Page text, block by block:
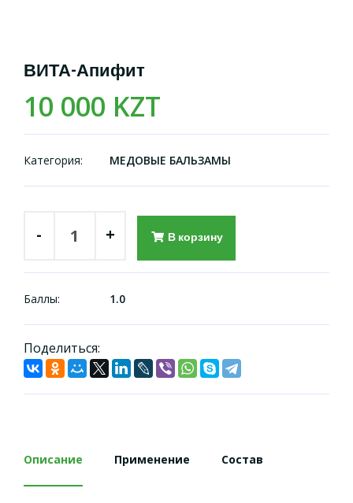
ВИТА-Апифит
10 000 KZT
Категория: МЕДОВЫЕ БАЛЬЗАМЫ
- + В корзину
Баллы: 1.0
Поделиться:
Описание Применение Состав